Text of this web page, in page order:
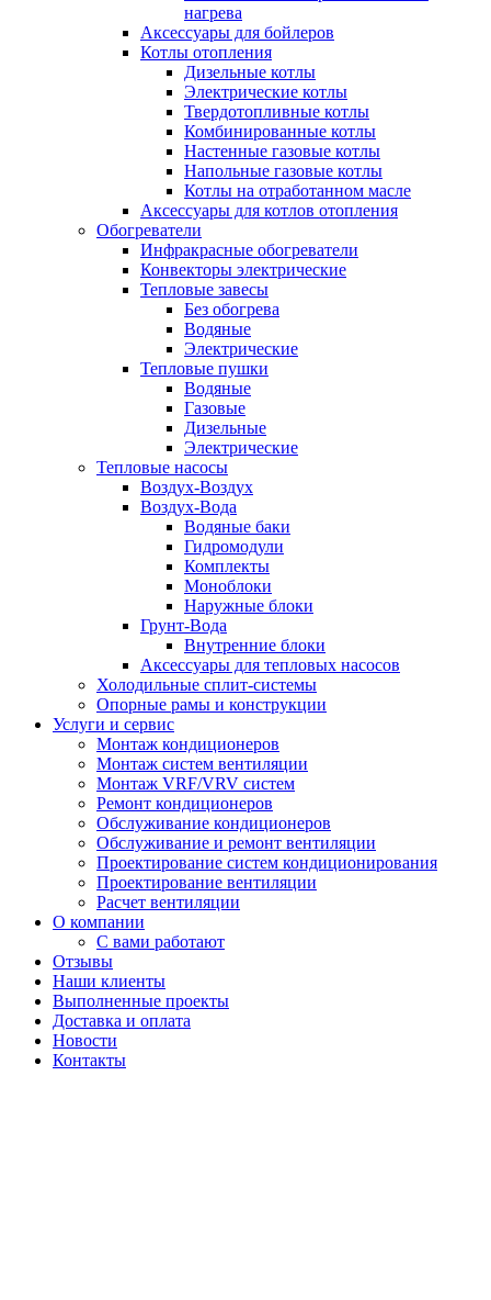
нагрева
Аксессуары для бойлеров
Котлы отопления
Дизельные котлы
Электрические котлы
Твердотопливные котлы
Комбинированные котлы
Настенные газовые котлы
Напольные газовые котлы
Котлы на отработанном масле
Аксессуары для котлов отопления
Обогреватели
Инфракрасные обогреватели
Конвекторы электрические
Тепловые завесы
Без обогрева
Водяные
Электрические
Тепловые пушки
Водяные
Газовые
Дизельные
Электрические
Тепловые насосы
Воздух-Воздух
Воздух-Вода
Водяные баки
Гидромодули
Комплекты
Моноблоки
Наружные блоки
Грунт-Вода
Внутренние блоки
Аксессуары для тепловых насосов
Холодильные сплит-системы
Опорные рамы и конструкции
Услуги и сервис
Монтаж кондиционеров
Монтаж систем вентиляции
Монтаж VRF/VRV систем
Ремонт кондиционеров
Обслуживание кондиционеров
Обслуживание и ремонт вентиляции
Проектирование систем кондиционирования
Проектирование вентиляции
Расчет вентиляции
О компании
С вами работают
Отзывы
Наши клиенты
Выполненные проекты
Доставка и оплата
Новости
Контакты